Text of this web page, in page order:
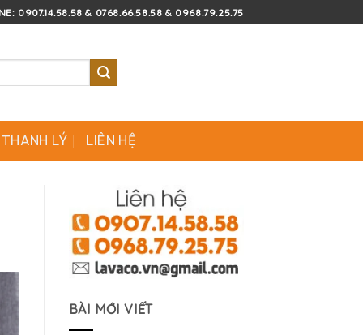
0907.14.58.58 & 0768.66.58.58 & 0968.79.25.75
LÝ LIÊN HỆ
BÀI MỚI VIẾT